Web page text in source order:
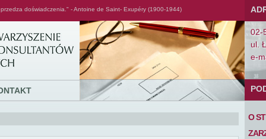
doświadczenia." - Antoine de Saint- Exupéry (1900-1944)
02-
ul.
e-
O